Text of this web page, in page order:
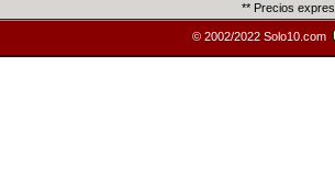
** Precios
© 2002/2022 Solo10.com